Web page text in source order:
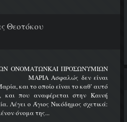
Θεοτόκου
ΟΝΟΜΑΤΩΝΚΑΙ ΠΡΟΣΩΝΥΜΙΩΝ
ΜΑΡΙΑ Ασφαλώς δεν είναι
και το οποίο είναι το καθ’ αυτό
που αναφέρεται στην Καινή
Λέγει ο Άγιος Νικόδημος σχετικά:
όνομα της...